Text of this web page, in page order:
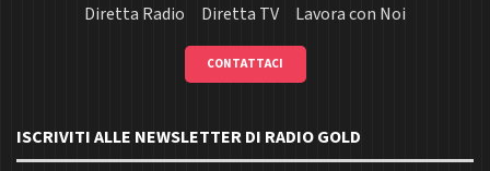
Diretta Radio
Diretta TV Lavora con Noi
CONTATTACI
ISCRIVITI ALLE NEWSLETTER DI RADIO GOLD